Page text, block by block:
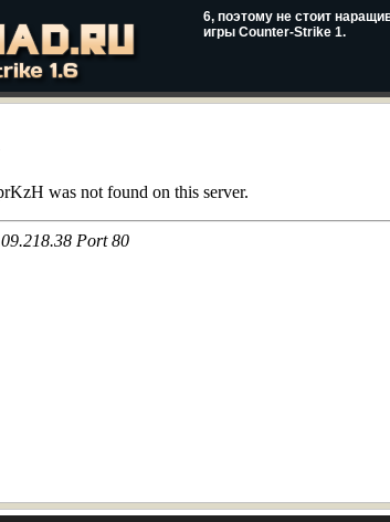
6, поэтому не стоит
игры Counter-Strike 1.